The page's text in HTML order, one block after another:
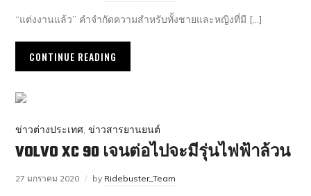
“แต่งงานแล้ว” คำจำกัดความสำหรับทั้งชายและหญิงที่มี […]
CONTINUE READING
ข่าวต่างประเทศ,ข่าวสารยานยนต์
VOLVO XC 90 เจนต่อไปจะมีรุ่นไฟฟ้าล้วน
27 มกราคม 2020 by Ridebuster_Team